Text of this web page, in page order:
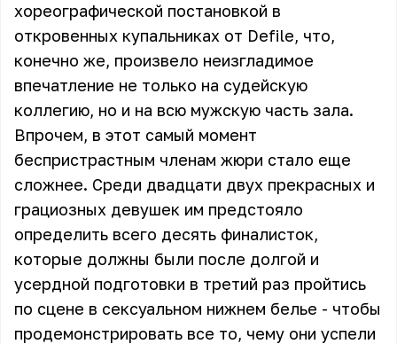
хореографической постановкой в
откровенных купальниках от Defile, что,
конечно же, произвело неизгладимое
впечатление не только на судейскую
коллегию, но и на всю мужскую часть зала.
Впрочем, в этот самый момент
беспристрастным членам жюри стало еще
сложнее. Среди двадцати двух прекрасных и
грациозных девушек им предстояло
определить всего десять финалисток,
которые должны были после долгой и
усердной подготовки в третий раз пройтись
по сцене в сексуальном нижнем белье - чтобы
продемонстрировать все то, чему они успели